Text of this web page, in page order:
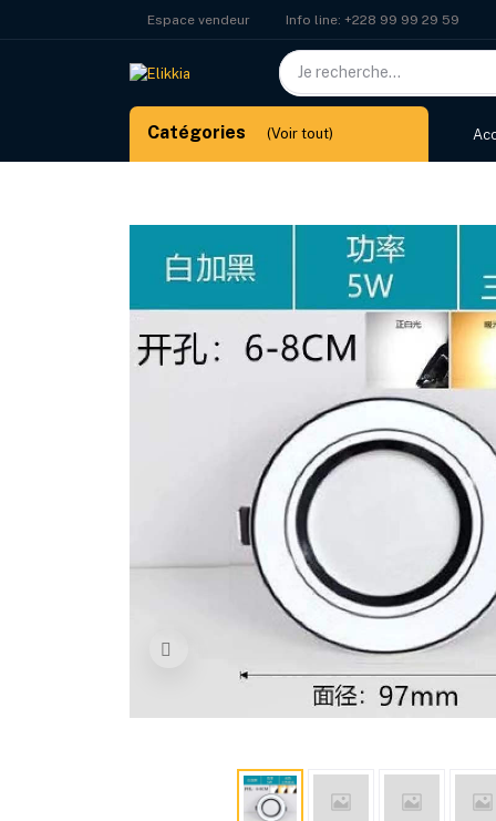
Espace vendeur Info line: +228 99 99 29 59
Catégories (Voir tout)